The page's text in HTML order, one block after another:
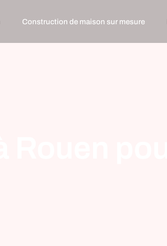
Construction de maison sur mesure